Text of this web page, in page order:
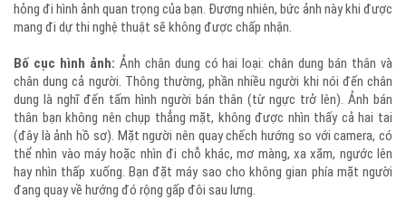
hỏng đi hình ảnh quan trọng của bạn. Đương nhiên, bức ảnh này khi được
mang đi dự thi nghệ thuật sẽ không được chấp nhận.
Bố cục hình ảnh: Ảnh chân dung có hai loại: chân dung bán thân và
chân dung cả người. Thông thường, phần nhiều người khi nói đến chân
dung là nghĩ đến tấm hình người bán thân (từ ngực trở lên). Ảnh bán
thân bạn không nên chụp thẳng mặt, không được nhìn thấy cả hai tai
(đây là ảnh hồ sơ). Mặt người nên quay chếch hướng so với camera, có
thể nhìn vào máy hoặc nhìn đi chỗ khác, mơ màng, xa xăm, ngước lên
hay nhìn thấp xuống. Bạn đặt máy sao cho không gian phía mặt người
đang quay về hướng đó rộng gấp đôi sau lưng.